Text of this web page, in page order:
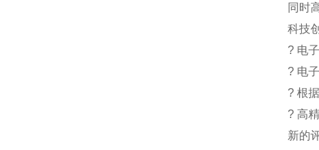
同时
科技
? 电
? 电
? 根
? 高
新的